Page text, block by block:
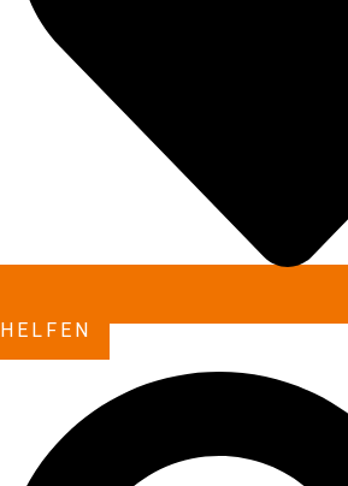
HELFEN